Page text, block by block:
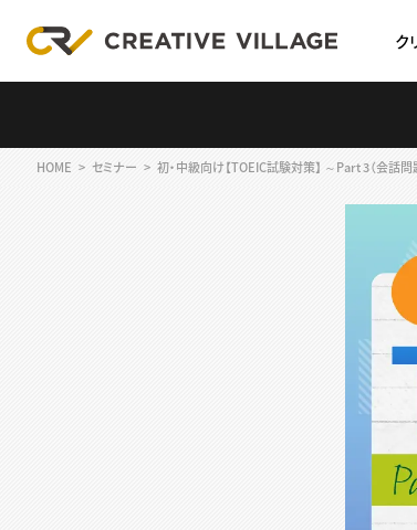
ク
HOME セミナー 初・中級向け【TOEIC試験対策】 ～Part 3（会話問